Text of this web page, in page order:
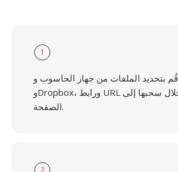
1
قُم بتحديد الملفات من جهاز الحاسوب وGoogle Drive
وDropbox، ورابط URL أو من خلال سحبها إلى
الصفحة.